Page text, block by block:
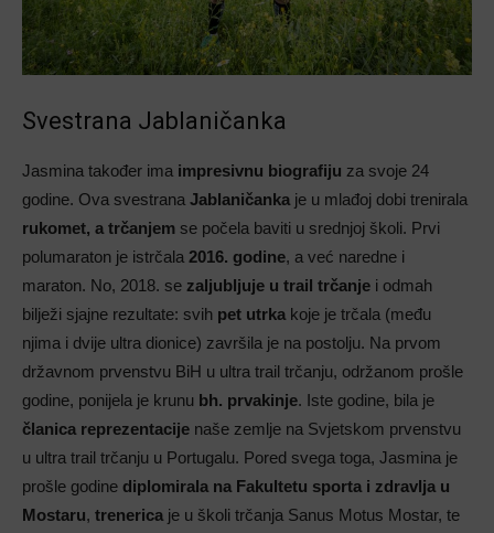
Svestrana Jablaničanka
Jasmina također ima impresivnu biografiju za svoje 24
godine. Ova svestrana Jablaničanka je u mlađoj dobi trenirala
rukomet, a trčanjem se počela baviti u srednjoj školi. Prvi
polumaraton je istrčala 2016. godine, a već naredne i
maraton. No, 2018. se zaljubljuje u trail trčanje i odmah
bilježi sjajne rezultate: svih pet utrka koje je trčala (među
njima i dvije ultra dionice) završila je na postolju. Na prvom
državnom prvenstvu BiH u ultra trail trčanju, održanom prošle
godine, ponijela je krunu bh. prvakinje. Iste godine, bila je
članica reprezentacije naše zemlje na Svjetskom prvenstvu
u ultra trail trčanju u Portugalu. Pored svega toga, Jasmina je
prošle godine diplomirala na Fakultetu sporta i zdravlja u
Mostaru, trenerica je u školi trčanja Sanus Motus Mostar, te